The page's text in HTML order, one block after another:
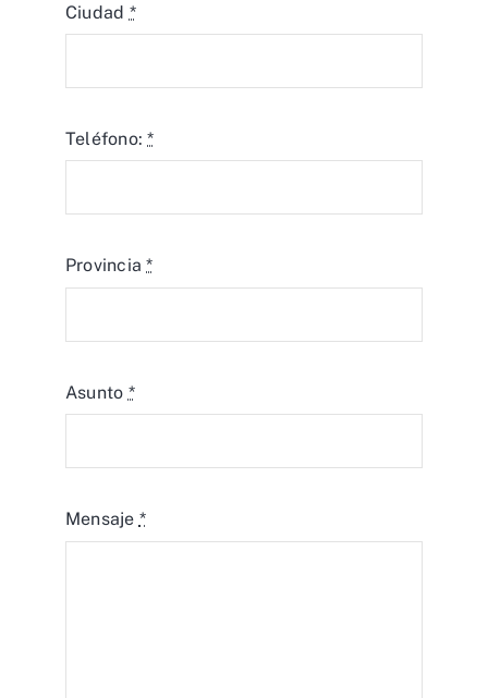
Ciudad *
Teléfono:*
Provincia*
Asunto *
Mensaje *